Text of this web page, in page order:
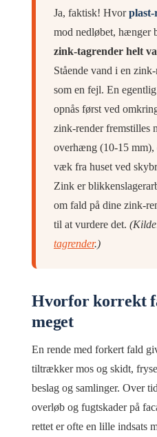
Ja, faktisk! Hvor
mod nedløbet, hænger
zink-tagrender helt
Stående vand i en
som en fejl. En egentlig
opnås først ved
zink-render fremstilles
overhæng (10-15 mm),
væk fra huset ved
Zink er
om fald på dine zink-
til at vurdere det.
tagrender.)
Hvorfor korrekt
meget
En rende med forkert fald
tiltrækker mos og skidt,
beslag og samlinger. Over
overløb og fugtskader på
rettet er ofte en lille indsats